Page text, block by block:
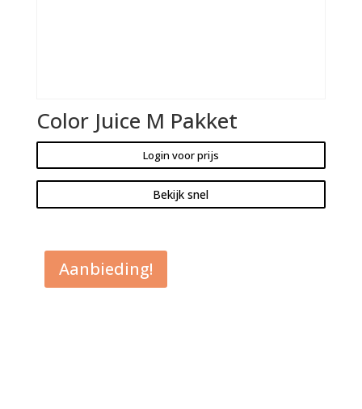
Color Juice M Pakket
Login voor prijs
Bekijk snel
Aanbieding!